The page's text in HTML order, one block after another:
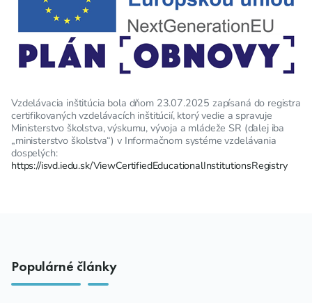
Vzdelávacia inštitúcia bola dňom 23.07.2025 zapísaná do registra
certifikovaných vzdelávacích inštitúcií, ktorý vedie a spravuje
Ministerstvo školstva, výskumu, vývoja a mládeže SR (ďalej iba
„ministerstvo školstva“) v Informačnom systéme vzdelávania
dospelých:
https://isvd.iedu.sk/ViewCertifiedEducationalInstitutionsRegistry
Populárné články